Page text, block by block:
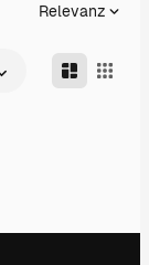
Relevanz